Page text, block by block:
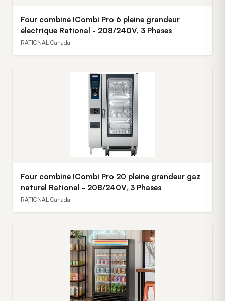
Four combiné ICombi Pro 6 pleine grandeur
électrique Rational - 208/240V, 3 Phases
RATIONAL Canada
Four combiné ICombi Pro 20 pleine grandeur gaz
naturel Rational - 208/240V, 3 Phases
RATIONAL Canada